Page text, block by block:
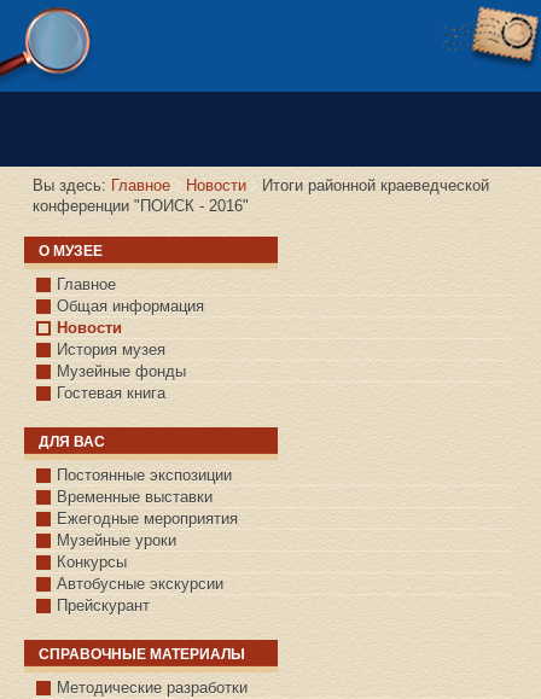
Версия сайта для слабовидящих
Вы здесь: Главное Новости
Итоги районной краеведческой
конференции "ПОИСК - 2016"
О МУЗЕЕ
Главное
Общая информация
Новости
История музея
Музейные фонды
Гостевая книга
ДЛЯ ВАС
Постоянные экспозиции
Временные выставки
Ежегодные мероприятия
Музейные уроки
Конкурсы
Автобусные экскурсии
Прейскурант
СПРАВОЧНЫЕ МАТЕРИАЛЫ
Методические разработки